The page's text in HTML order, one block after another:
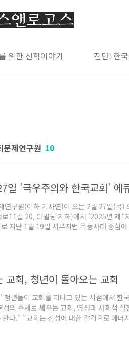
위한 신학이야기 진단! 한
문제연구원 10
일 '극우주의와 한국교회' 에
연구원(이하 기사연)이 오는 2월 27일(목)
로11길 20, CI빌딩 지하)에서 '2025년 제1
지난 1월 19일 서부지법 폭동사태 중심
회협 여성위원회)가 논찬한다. 한편, 이번
교회, 청년이 돌아오는 교회
년들이 교회를 떠나고 있는 시점에서 한
의 주체로 세우는 교회, 영성과 사회적
한다." "교회는 신성에 대한 감각으로 에너
러 실험을 해볼 수 있도록 여유를 주어야